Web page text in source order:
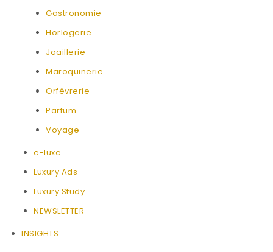
Gastronomie
Horlogerie
Joaillerie
Maroquinerie
Orfèvrerie
Parfum
Voyage
e-luxe
Luxury Ads
Luxury Study
NEWSLETTER
INSIGHTS